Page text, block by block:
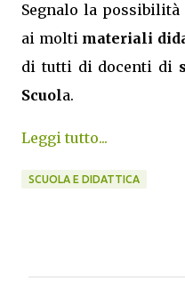
Segnalo la
ai molti materiali
di tutti di docenti di
Scuola.
Leggi tutto...
SCUOLA E DIDATTICA